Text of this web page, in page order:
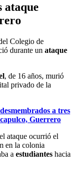
ataque
Colegio de
durante un ataque
, de 16 años, murió
privado de la
a tres
Guerrero
ataque ocurrió el
en la colonia
a estudiantes hacia